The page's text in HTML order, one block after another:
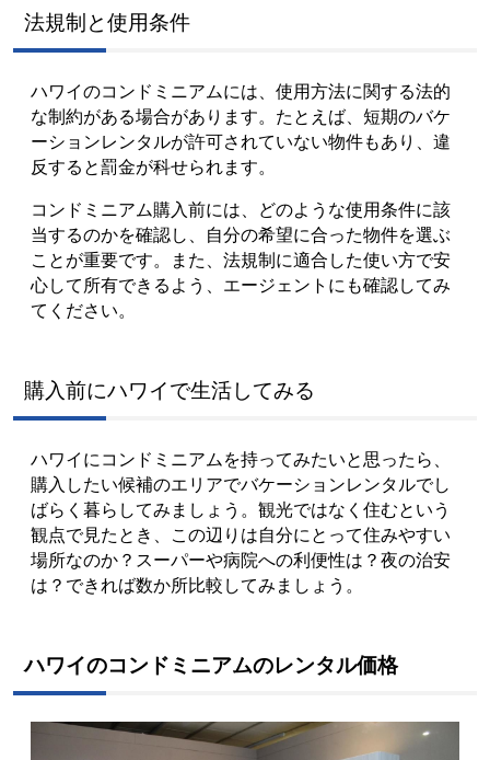
法規制と使用条件
ハワイのコンドミニアムには、使用方法に関する法的
な制約がある場合があります。たとえば、短期のバケ
ーションレンタルが許可されていない物件もあり、違
反すると罰金が科せられます。
コンドミニアム購入前には、どのような使用条件に該
当するのかを確認し、自分の希望に合った物件を選ぶ
ことが重要です。また、法規制に適合した使い方で安
心して所有できるよう、エージェントにも確認してみ
てください。
購入前にハワイで生活してみる
ハワイにコンドミニアムを持ってみたいと思ったら、
購入したい候補のエリアでバケーションレンタルでし
ばらく暮らしてみましょう。観光ではなく住むという
観点で見たとき、この辺りは自分にとって住みやすい
場所なのか？スーパーや病院への利便性は？夜の治安
は？できれば数か所比較してみましょう。
ハワイのコンドミニアムのレンタル価格